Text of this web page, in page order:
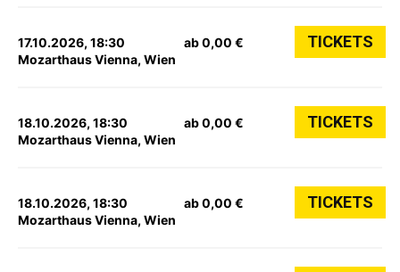
17.10.2026, 18:30
Mozarthaus Vienna, Wien
ab 0,00 € TICKETS
18.10.2026, 18:30
Mozarthaus Vienna, Wien
ab 0,00 € TICKETS
18.10.2026, 18:30
Mozarthaus Vienna, Wien
ab 0,00 € TICKETS